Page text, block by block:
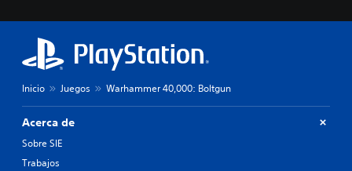
Inicio Juegos Warhammer 40,000: Boltgun
Acerca de
Sobre SIE
Trabajos